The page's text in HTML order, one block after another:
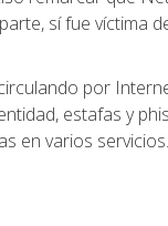
sí fue víctima
por
estafas y
en varios servicios.